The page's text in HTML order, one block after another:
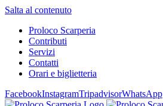
Salta al contenuto
Proloco Scarperia
Contributi
Servizi
Contatti
Orari e biglietteria
FacebookInstagramTripadvisorWhatsApp